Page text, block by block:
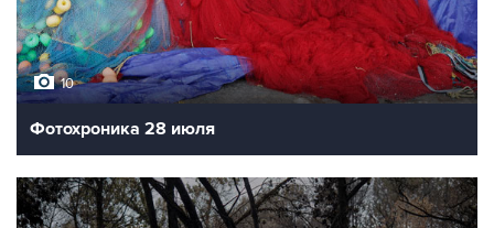
10
Фотохроника 28 июля